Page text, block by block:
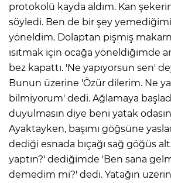
protokolü kayda aldım. Kan
söyledi. Ben de bir şey
yöneldim. Dolaptan pişmiş
ısıtmak için ocağa yöneldiğimde
bez kapattı. 'Ne yapıyorsun sen'
Bunun üzerine 'Özür dilerim. Ne
bilmiyorum' dedi. Ağlamaya
duyulmasın diye beni yatak
Ayaktayken, başımı göğsüne
dediği esnada bıçağı sağ göğüs
yaptın?' dediğimde 'Ben sana
demedim mi?' dedi. Yatağın